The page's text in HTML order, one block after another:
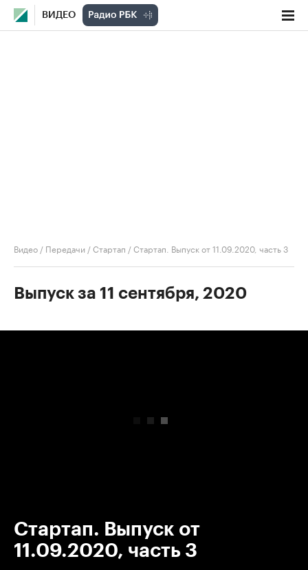
ВИДЕО
Видео / Передачи /Стартап /Стартап. Выпуск от 11.09.2020, часть 3
Выпуск за 11 сентября, 2020
Стартап. Выпуск от
11.09.2020, часть 3